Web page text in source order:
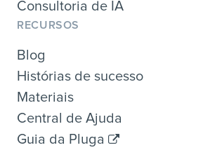
Consultoria de IA
RECURSOS
Blog
Histórias de sucesso
Materiais
Central de Ajuda
Guia da Pluga